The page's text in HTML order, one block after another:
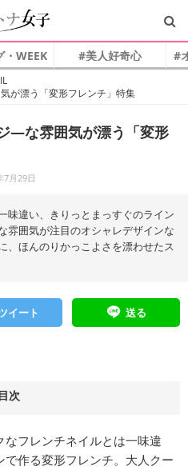
・WEEK #美人好奇心 #
が漂う「変形フレンチ」特集
―な雰囲気が漂う「変形
7月29日
味違い、きりっとまっすぐのライン
雰囲気が注目のオシャレデザインな
ほんのりかっこよさを漂わせたス
イート 送る
目次
フレンチネイルとは一味違
作る変形フレンチ。大人クー